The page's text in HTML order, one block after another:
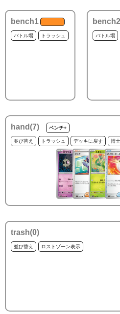
bench1
バトル場 トラッシュ
bench2
バトル場
hand(7) ベンチ+
並び替え トラッシュ デッキに戻す 博
trash(0)
並び替え ロストゾーン表示